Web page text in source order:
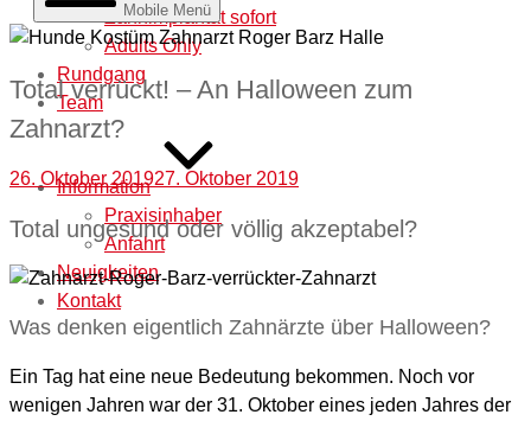
Zahnimplantat sofort
Adults Only
Rundgang
Team
Information
Praxisinhaber
Anfahrt
Neuigkeiten
Kontakt
Mobile Menü
Total verrückt! – An Halloween zum
Zahnarzt?
26. Oktober 201927. Oktober 2019
Total ungesund oder völlig akzeptabel?
Was denken eigentlich Zahnärzte über Halloween?
Ein Tag hat eine neue Bedeutung bekommen. Noch vor
wenigen Jahren war der 31. Oktober eines jeden Jahres der